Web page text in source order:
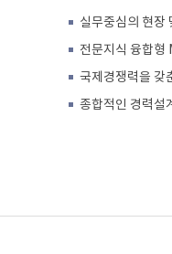
실무중심의 현장
전문지식 융합
국제경쟁력을 갖
종합적인 경력설